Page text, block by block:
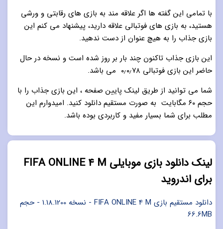
با تمامی این گفته ها اگر علاقه مند به بازی های رقابتی و ورشی
هستید، به بازی های فوتبالی علاقه دارید، پیشنهاد می کنم این
بازی جذاب را به هیچ عنوان از دست ندهید.
این بازی جذاب تاکنون چند بار بر روز شده است و نسخه در حال
حاضر این بازی فوتبالی ۰٫۰٫۷۸ می باشد.
شما می توانید از طریق لینک پایین صفحه ، این بازی جذاب را با
حجم ۶۰ مگابایت به صورت مستقیم دانلود کنید. امیدوارم این
مطلب برای شما بسیار مفید و کاربردی بوده باشد.
لینک دانلود بازی موبایلی FIFA ONLINE 4 M
برای اندروید
دانلود مستقیم بازی FIFA ONLINE 4 M - نسخه 1.18.1200 - حجم
66.6MB